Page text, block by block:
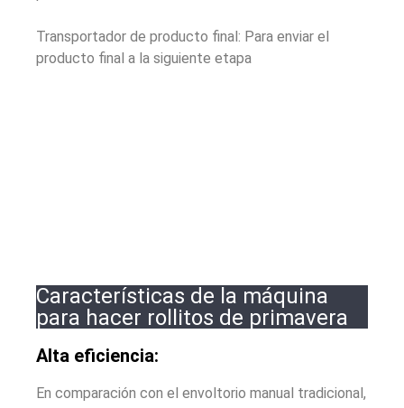
Transportador de producto final: Para enviar el
producto final a la siguiente etapa
Características de la máquina
para hacer rollitos de primavera
Alta eficiencia:
En comparación con el envoltorio manual tradicional,